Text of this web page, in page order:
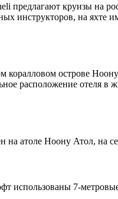
предлагают круизы на
инструкторов, на яхте
острове
расположение отеля в
атоле Ноону Атол, на
использованы 7-